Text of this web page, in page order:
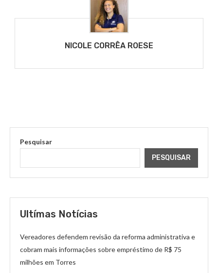
NICOLE CORRÊA ROESE
Pesquisar
PESQUISAR
Ultímas Notícias
Vereadores defendem revisão da reforma administrativa e
cobram mais informações sobre empréstimo de R$ 75
milhões em Torres